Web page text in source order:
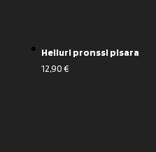
Heiluri pronssi pisara
12,90€